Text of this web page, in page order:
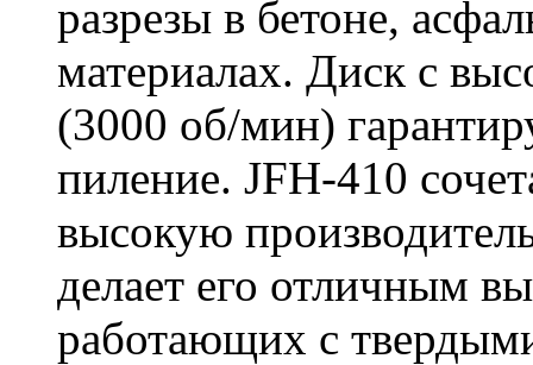
разрезы в бетоне,
материалах. Диск с
(3000 об/мин)
пиление. JFH-410
высокую
делает его отличным
работающих с